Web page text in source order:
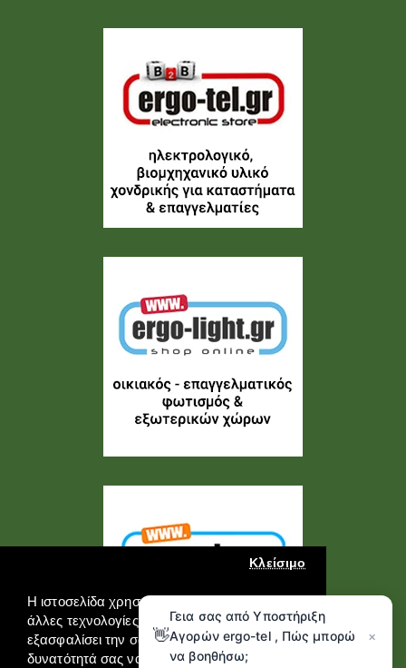
Η ιστοσελίδα χρησιμοποιεί cookies και
άλλες τεχνολογίες καταγραφής για να
εξασφαλίσει την σωστή λειτουργία της, την
δυνατότητά σας να επικοινωνήσετε μαζί
Κλείσιμο
👋
Γεια σας από Υποστήριξη
Αγορών ergo-tel , Πώς μπορώ
να βοηθήσω;
×